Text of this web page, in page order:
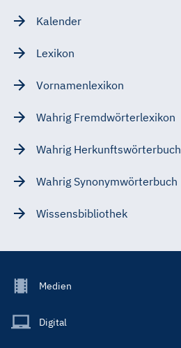
Kalender
Lexikon
Vornamenlexikon
Wahrig Fremdwörterlexikon
Wahrig Herkunftswörterbuch
Wahrig Synonymwörterbuch
Wissensbibliothek
Footer
Main
Medien
Digital